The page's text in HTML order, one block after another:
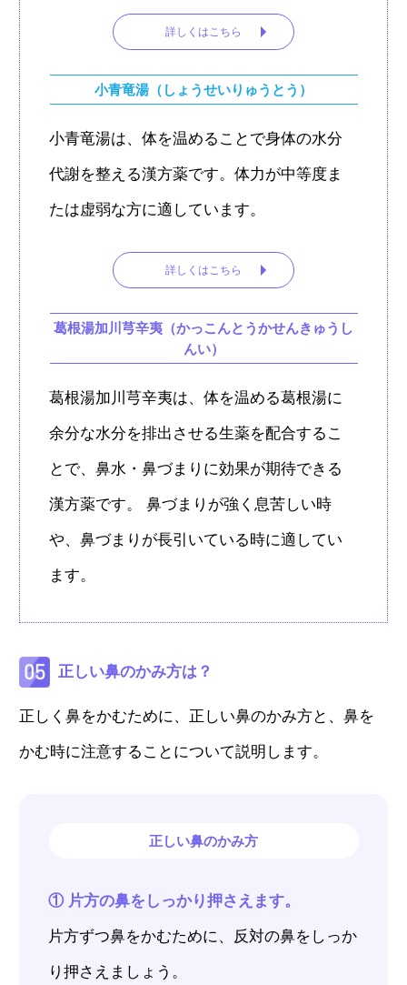
詳しくはこちら
小青竜湯（しょうせいりゅうとう）
小青竜湯は、体を温めることで身体の水分
代謝を整える漢方薬です。体力が中等度ま
たは虚弱な方に適しています。
詳しくはこちら
葛根湯加川芎辛夷（かっこんとうかせんきゅうし
んい）
葛根湯加川芎辛夷は、体を温める葛根湯に
余分な水分を排出させる生薬を配合するこ
とで、鼻水・鼻づまりに効果が期待できる
漢方薬です。 鼻づまりが強く息苦しい時
や、鼻づまりが長引いている時に適してい
ます。
正しい鼻のかみ方は？
正しく鼻をかむために、正しい鼻のかみ方と、鼻を
かむ時に注意することについて説明します。
正しい鼻のかみ方
① 片方の鼻をしっかり押さえます。
片方ずつ鼻をかむために、反対の鼻をしっか
り押さえましょう。